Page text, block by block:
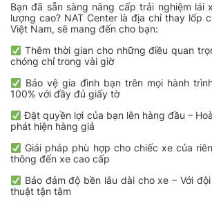
Bạn đã sẵn sàng nâng cấp trải nghiệm lái
lượng cao? NAT Center là địa chỉ thay lốp
Việt Nam, sẽ mang đến cho bạn:
Thêm thời gian cho những điều quan
chóng chỉ trong vài giờ
Bảo vệ gia đình bạn trên mọi hành
100% với đầy đủ giấy tờ
Đặt quyền lợi của bạn lên hàng đầu –
phát hiện hàng giả
Giải pháp phù hợp cho chiếc xe của
thông đến xe cao cấp
Bảo đảm độ bền lâu dài cho xe – Với
thuật tận tâm